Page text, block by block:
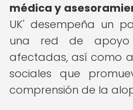
médica y
UK' desempeña un
una red de
afectadas, así como
sociales que
comprensión de la